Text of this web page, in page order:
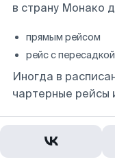
в страну Монако
прямым рейсом
рейс с пересадкой
Иногда в
чартерные рейсы